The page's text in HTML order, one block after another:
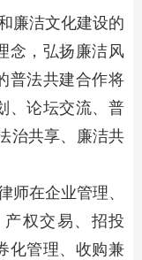
廉洁文化建设的
念，弘扬廉洁风
普法共建合作将
、论坛交流、普
治共享、廉洁共
在企业管理、
权交易、招投
化管理、收购兼